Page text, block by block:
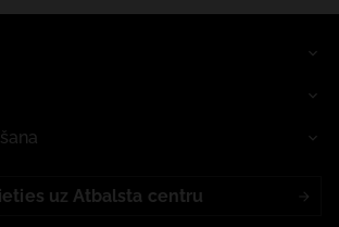
uz Atbalsta centru